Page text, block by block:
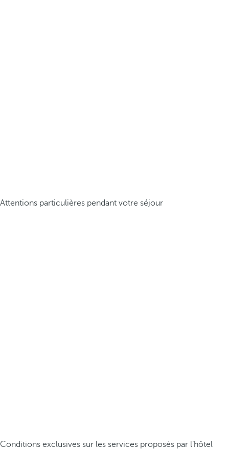
Attentions particulières pendant votre séjour
Conditions exclusives sur les services proposés par l’hôtel